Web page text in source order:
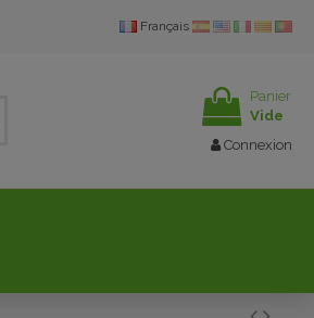
Français
Panier
Vide
Connexion